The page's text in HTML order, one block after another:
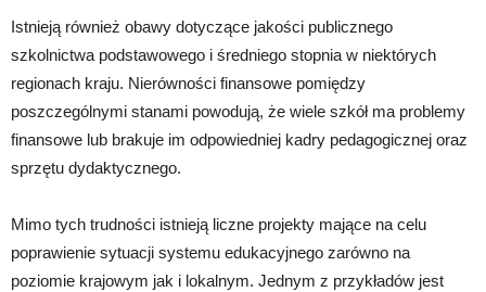
Istnieją również obawy dotyczące jakości publicznego
szkolnictwa podstawowego i średniego stopnia w niektórych
regionach kraju. Nierówności finansowe pomiędzy
poszczególnymi stanami powodują, że wiele szkół ma problemy
finansowe lub brakuje im odpowiedniej kadry pedagogicznej oraz
sprzętu dydaktycznego.
Mimo tych trudności istnieją liczne projekty mające na celu
poprawienie sytuacji systemu edukacyjnego zarówno na
poziomie krajowym jak i lokalnym. Jednym z przykładów jest